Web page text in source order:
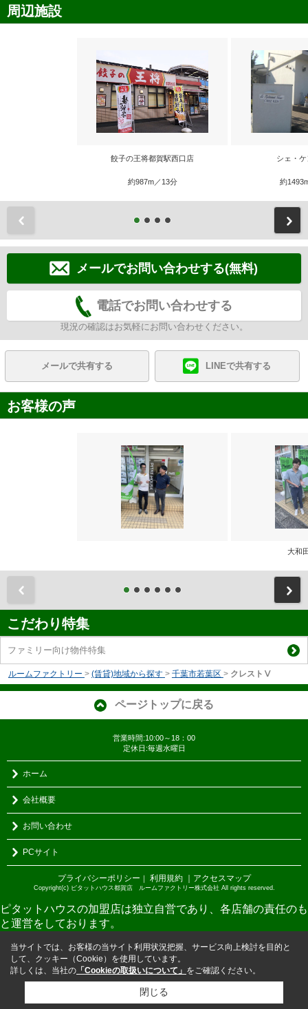
周辺施設
餃子の王将都賀駅西口店
約987m／13分
シェ・
約
メールでお問い合わせする(無料)
電話でお問い合わせする
現況の確認はお気軽にお問い合わせください。
メールで共有する LINEで共有する
お客様の声
大和
こだわり特集
ファミリー向け物件特集
ルームファクトリー > (賃貸)地域から探す > 千葉市若葉区 > クレストⅤ
ページトップに戻る
営業時間:10:00～18：00
定休日:毎週水曜日
ホーム
会社概要
お問い合わせ
PCサイト
プライバシーポリシー 利用規約 ｜アクセスマップ
Copyright(c) ピタットハウス都賀店 ルームファクトリー株式会社 All rights reserved.
ピタットハウスの加盟店は独立自営であり、各店舗の責任のも
と運営をしております。
当サイトでは、お客様の当サイト利用状況把握、サービス向上検討を目的と
して、クッキー（Cookie）を使用しています。
詳しくは、当社の 「Cookieの取扱いについて」 をご確認ください。
閉じる